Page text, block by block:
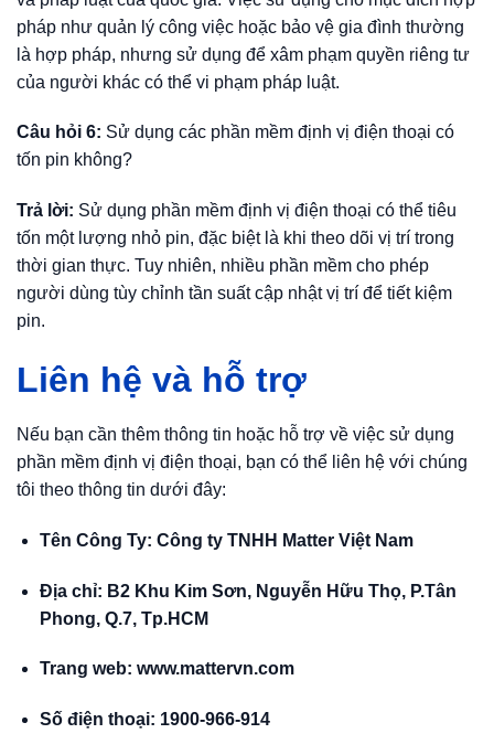
pháp như quản lý công việc hoặc bảo vệ gia đình thường
là hợp pháp, nhưng sử dụng để xâm phạm quyền riêng tư
của người khác có thể vi phạm pháp luật.
Câu hỏi 6: Sử dụng các phần mềm định vị điện thoại có
tốn pin không?
Trả lời: Sử dụng phần mềm định vị điện thoại có thể tiêu
tốn một lượng nhỏ pin, đặc biệt là khi theo dõi vị trí trong
thời gian thực. Tuy nhiên, nhiều phần mềm cho phép
người dùng tùy chỉnh tần suất cập nhật vị trí để tiết kiệm
pin.
Liên hệ và hỗ trợ
Nếu bạn cần thêm thông tin hoặc hỗ trợ về việc sử dụng
phần mềm định vị điện thoại, bạn có thể liên hệ với chúng
tôi theo thông tin dưới đây:
Tên Công Ty: Công ty TNHH Matter Việt Nam
Địa chỉ: B2 Khu Kim Sơn, Nguyễn Hữu Thọ, P.Tân
Phong, Q.7, Tp.HCM
Trang web: www.mattervn.com
Số điện thoại: 1900-966-914